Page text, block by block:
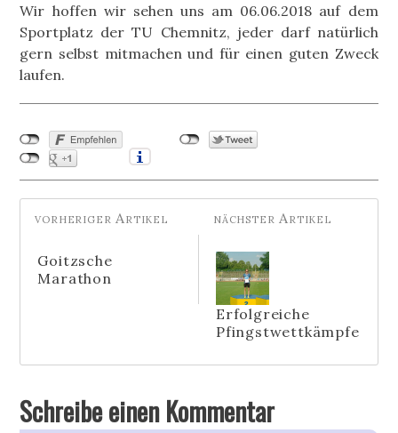
Wir hoffen wir sehen uns am 06.06.2018 auf dem
Sportplatz der TU Chemnitz, jeder darf natürlich
gern selbst mitmachen und für einen guten Zweck
laufen.
Goitzsche
Marathon
Erfolgreiche
Pfingstwettkämpfe
Schreibe einen Kommentar